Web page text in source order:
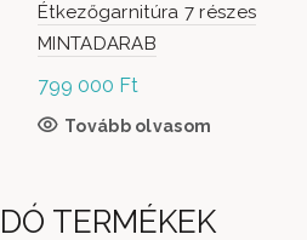
Étkezőgarnitúra 7 részes
MINTADARAB
799 000 Ft
Tovább olvasom
TERMÉKEK